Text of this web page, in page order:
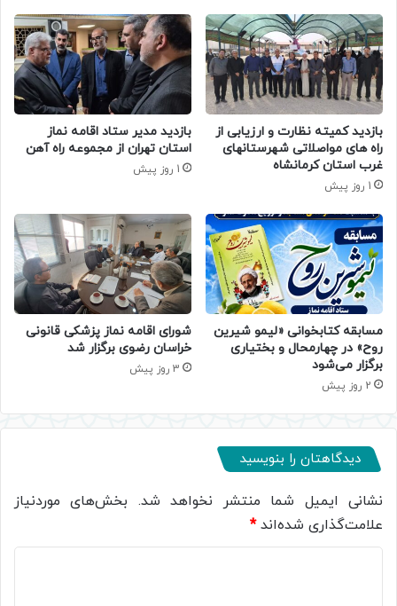
بازدید کمیته نظارت و ارزیابی از
راه های مواصلاتی شهرستانهای
غرب استان کرمانشاه
1 روز پیش
بازدید مدیر ستاد اقامه نماز
استان تهران از مجموعه راه آهن
1 روز پیش
مسابقه کتابخوانی «لیمو شیرین
روح» در چهارمحال و بختیاری
برگزار می‌شود
2 روز پیش
شورای اقامه نماز پزشکی قانونی
خراسان رضوی برگزار شد
3 روز پیش
دیدگاهتان را بنویسید
نشانی ایمیل شما منتشر نخواهد شد. بخش‌های موردنیاز
علامت‌گذاری شده‌اند*